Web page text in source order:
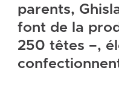
parents,
font de la
250 têtes –,